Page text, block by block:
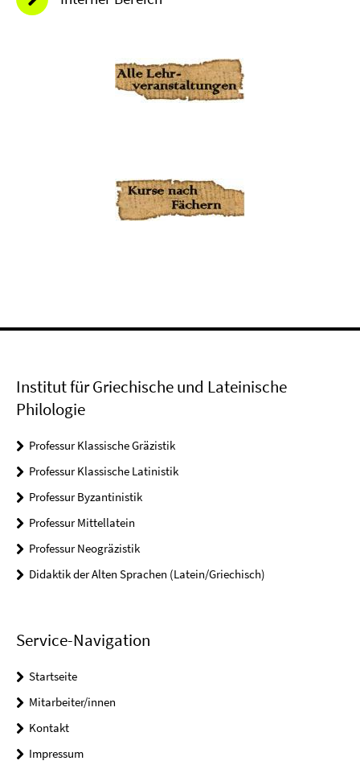
Institut für Griechische und Lateinische
Philologie
Professur Klassische Gräzistik
Professur Klassische Latinistik
Professur Byzantinistik
Professur Mittellatein
Professur Neogräzistik
Didaktik der Alten Sprachen (Latein/Griechisch)
Service-Navigation
Startseite
Mitarbeiter/innen
Kontakt
Impressum